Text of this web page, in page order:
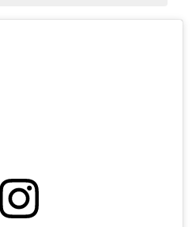
ャネル・名品バッグ」レビュ